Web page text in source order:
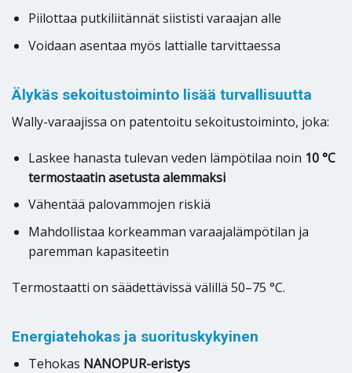
Piilottaa putkiliitännät siististi varaajan alle
Voidaan asentaa myös lattialle tarvittaessa
Älykäs sekoitustoiminto lisää turvallisuutta
Wally-varaajissa on patentoitu sekoitustoiminto, joka:
Laskee hanasta tulevan veden lämpötilaa noin 10 °C
termostaatin asetusta alemmaksi
Vähentää palovammojen riskiä
Mahdollistaa korkeamman varaajalämpötilan ja
paremman kapasiteetin
Termostaatti on säädettävissä välillä 50–75 °C.
Energiatehokas ja suorituskykyinen
Tehokas NANOPUR-eristys